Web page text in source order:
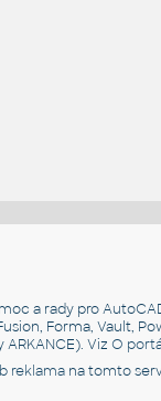
a rady pro
Forma, Vault,
VizO
reklama na tomto